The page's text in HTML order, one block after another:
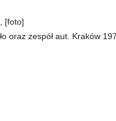
[foto]
oraz zespół aut. Kraków